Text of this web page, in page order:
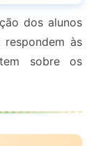
dos alunos
às
sobre os